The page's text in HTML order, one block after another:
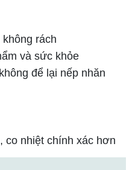
rách
và sức khỏe
để lại nếp nhăn
co nhiệt chính xác hơn